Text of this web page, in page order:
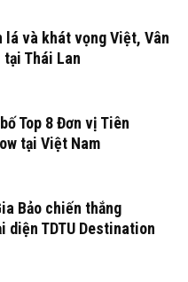
lá và khát vọng Việt, Vân
Thái Lan
Top 8 Đơn vị Tiên
tại Việt Nam
Bảo chiến thắng
diện TDTU Destination